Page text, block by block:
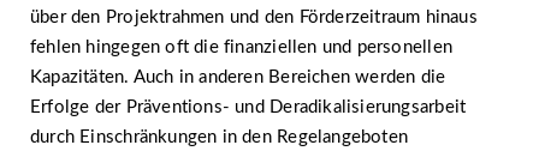
über den Projektrahmen und den Förderzeitraum hinaus
fehlen hingegen oft die finanziellen und personellen
Kapazitäten. Auch in anderen Bereichen werden die
Erfolge der Präventions- und Deradikalisierungsarbeit
durch Einschränkungen in den Regelangeboten